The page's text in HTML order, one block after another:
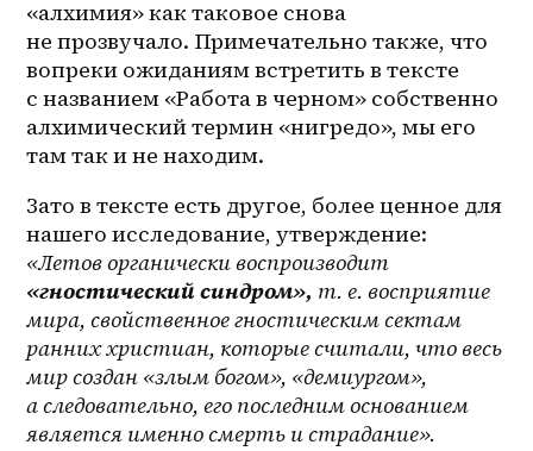
«алхимия» как таковое снова
не прозвучало. Примечательно также, что
вопреки ожиданиям встретить в тексте
с названием «Работа в черном» собственно
алхимический термин «нигредо», мы его
там так и не находим.
Зато в тексте есть другое, более ценное для
«гностический синдром», т. е. восприятие
мира, свойственное гностическим сектам
ранних христиан, которые считали, что весь
мир создан «злым богом», «демиургом»,
а следовательно, его последним основанием
является именно смерть и страдание».